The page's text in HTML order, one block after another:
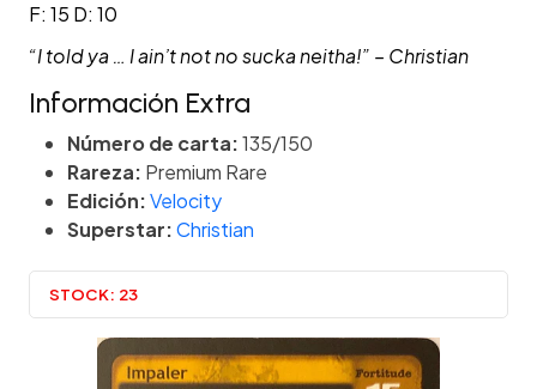
F: 15 D: 10
“I told ya … I ain’t not no sucka neitha!” – Christian
Información Extra
Número de carta:135/150
Rareza: Premium Rare
Edición:Velocity
Superstar:Christian
STOCK: 23